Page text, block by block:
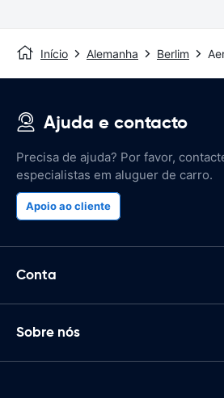
Início Alemanha Berlim
Ajuda e contacto
Precisa de ajuda? Por favor,
especialistas em aluguer de carro.
Apoio ao cliente
Conta
Sobre nós